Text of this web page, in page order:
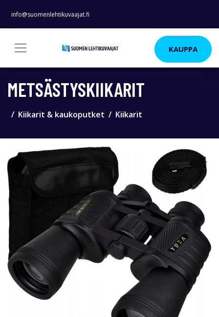
info@suomenlehtikuvaajat.fi
KAUPPA
METSÄSTYSKIIKARIT
Kiikarit & kaukoputket Kiikarit